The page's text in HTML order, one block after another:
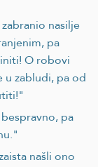
nasilje
pa
O robovi
u zabludi, pa od
pa
našli ono